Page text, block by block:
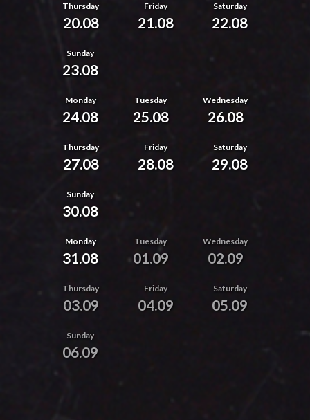
Thursday
20.08
Friday
21.08
Saturday
22.08
Sunday
23.08
Monday
24.08
Tuesday
25.08
Wednesday
26.08
Thursday
27.08
Friday
28.08
Saturday
29.08
Sunday
30.08
Monday
31.08
Tuesday
01.09
Wednesday
02.09
Thursday
03.09
Friday
04.09
Saturday
05.09
Sunday
06.09